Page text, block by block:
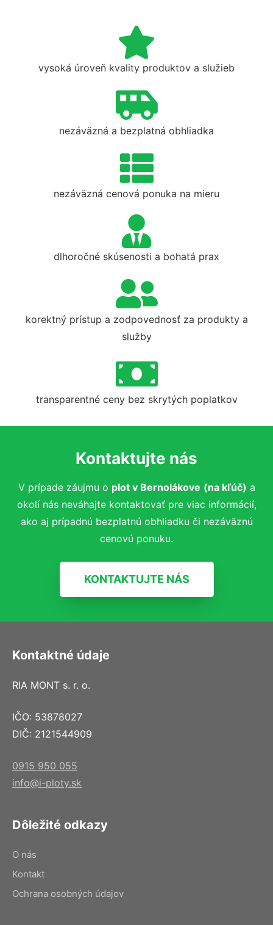
vysoká úroveň kvality produktov a služieb
nezáväzná a bezplatná obhliadka
nezáväzná cenová ponuka na mieru
dlhoročné skúsenosti a bohatá prax
korektný prístup a zodpovednosť za produkty a
služby
transparentné ceny bez skrytých poplatkov
Kontaktujte nás
V prípade záujmu o plot v Bernolákove (na kľúč) a
okolínás neváhajte kontaktovať pre viac informácií,
ako aj prípadnú bezplatnú obhliadku či nezáväznú
cenovú ponuku.
KONTAKTUJTE NÁS
Kontaktné údaje
RIA MONT s. r. o.
IČO: 53878027
DIČ: 2121544909
0915 950 055
info@i-ploty.sk
Dôležité odkazy
O nás
Kontakt
Ochrana osobných údajov